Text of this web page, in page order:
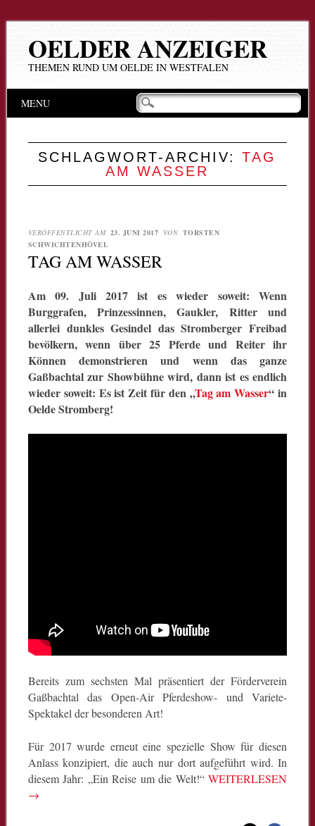
OELDER ANZEIGER
THEMEN RUND UM OELDE IN WESTFALEN
Hauptmenü
Inhalt
MENU
SCHLAGWORT-ARCHIV:TAG
AM WASSER
VERÖFFENTLICHT AM 23. JUNI 2017 VON TORSTEN
SCHWICHTENHÖVEL
TAG AM WASSER
Am 09. Juli 2017 ist es wieder soweit: Wenn
Burggrafen, Prinzessinnen, Gaukler, Ritter und
allerlei dunkles Gesindel das Stromberger Freibad
bevölkern, wenn über 25 Pferde und Reiter ihr
Können demonstrieren und wenn das ganze
Gaßbachtal zur Showbühne wird, dann ist es endlich
wieder soweit: Es ist Zeit für den „Tag am Wasser“ in
Oelde Stromberg!
Bereits zum sechsten Mal präsentiert der Förderverein
Gaßbachtal das Open-Air Pferdeshow- und Variete-
Spektakel der besonderen Art!
Für 2017 wurde erneut eine spezielle Show für diesen
Anlass konzipiert, die auch nur dort aufgeführt wird. In
diesem Jahr: „Ein Reise um die Welt!“WEITERLESEN
→